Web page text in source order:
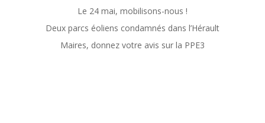
Le 24 mai, mobilisons-nous !
Deux parcs éoliens condamnés dans l’Hérault
Maires, donnez votre avis sur la PPE3